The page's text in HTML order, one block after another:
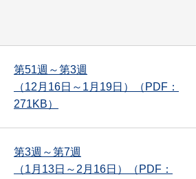
第51週～第3週
（12月16日～1月19日）（PDF：
271KB）
第3週～第7週
（1月13日～2月16日）（PDF：